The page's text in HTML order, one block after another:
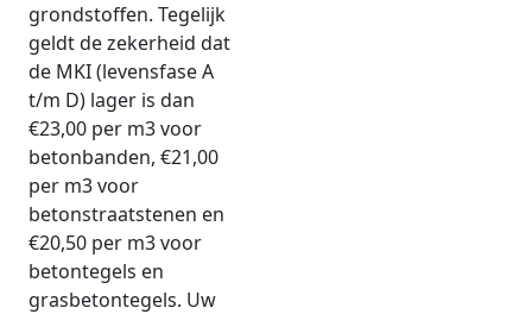
grondstoffen. Tegelijk
geldt de zekerheid dat
de MKI (levensfase A
t/m D) lager is dan
€23,00 per m3 voor
betonbanden, €21,00
per m3 voor
betonstraatstenen en
€20,50 per m3 voor
betontegels en
grasbetontegels. Uw